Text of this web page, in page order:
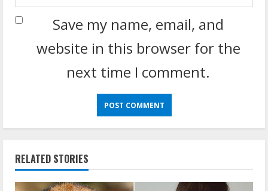
Save my name, email, and
website in this browser for the
next time I comment.
RELATED STORIES